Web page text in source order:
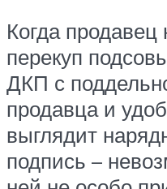
Когда продавец
перекуп
ДКП с
продавца и
выглядит
подпись –